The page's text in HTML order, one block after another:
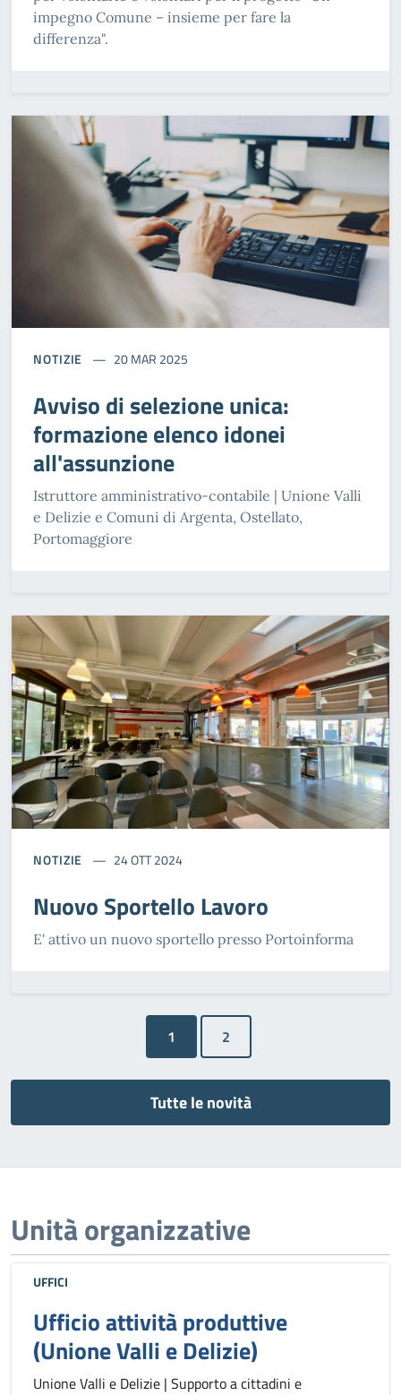
impegno Comune – insieme per fare la
differenza".
NOTIZIE 20 MAR 2025
Avviso di selezione unica:
formazione elenco idonei
all'assunzione
Istruttore amministrativo-contabile | Unione Valli
e Delizie e Comuni di Argenta, Ostellato,
Portomaggiore
NOTIZIE 24 OTT 2024
Nuovo Sportello Lavoro
E' attivo un nuovo sportello presso Portoinforma
1
Tutte le novità
Unità organizzative
UFFICI
Ufficio attività produttive
(Unione Valli e Delizie)
Unione Valli e Delizie | Supporto a cittadini e